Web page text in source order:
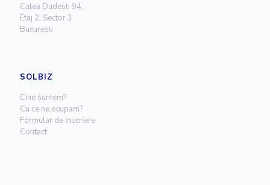
Calea Dudesti 94,
Etaj 2, Sector 3
Bucuresti
SOLBIZ
Cine suntem?
Cu ce ne ocupam?
Formular de inscriere
Contact